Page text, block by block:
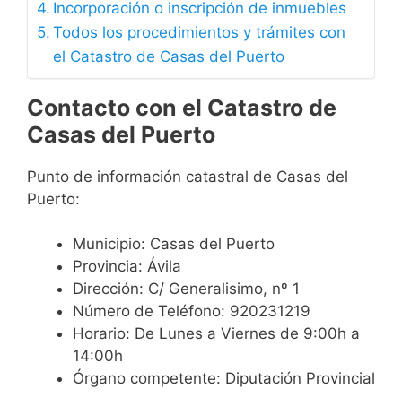
Incorporación o inscripción de inmuebles
Todos los procedimientos y trámites con
el Catastro de Casas del Puerto
Contacto con el Catastro de
Casas del Puerto
Punto de información catastral de Casas del
Puerto:
Municipio: Casas del Puerto
Provincia: Ávila
Dirección: C/ Generalisimo, nº 1
Número de Teléfono: 920231219
Horario: De Lunes a Viernes de 9:00h a
14:00h
Órgano competente: Diputación Provincial